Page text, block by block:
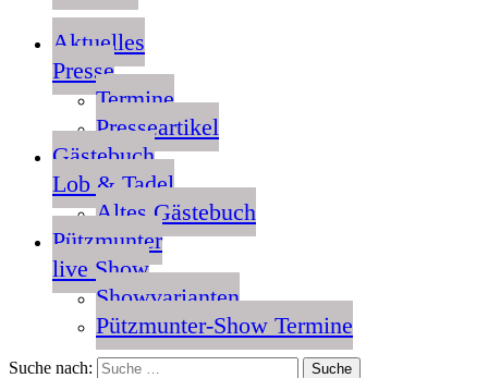
Aktuelles
Presse
Termine
Presseartikel
Gästebuch
Lob & Tadel
Altes Gästebuch
Pützmunter
live Show
Showvarianten
Pützmunter-Show Termine
Suche nach: